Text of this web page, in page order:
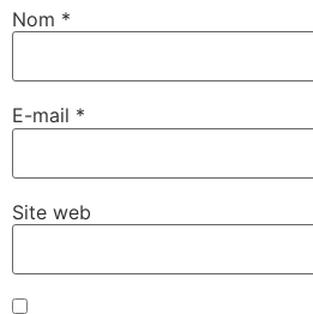
Nom *
E-mail *
Site web